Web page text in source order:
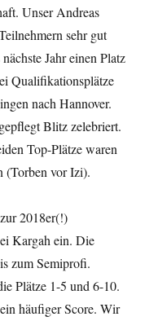
Unser Andreas
sehr gut
Jahr einen Platz
Qualifikationsplätze
nach Hannover.
Blitz zelebriert.
Top-Plätze waren
(Torben vor Izi).
2018er(!)
Kargah ein. Die
zum Semiprofi.
Plätze 1-5 und 6-10.
häufiger Score. Wir